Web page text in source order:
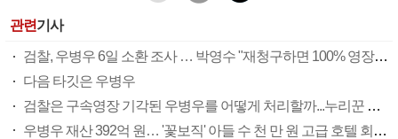
관련기사
검찰, 우병우 6일 소환 조사 … 박영수 "재청구하면 100% 영장 발부"
다음 타깃은 우병우
검찰은 구속영장 기각된 우병우를 어떻게 처리할까...누리꾼 구속 수사 촉구
우병우 재산 392억 원… '꽃보직' 아들 수 천 만 원 고급 호텔 회원권 구매